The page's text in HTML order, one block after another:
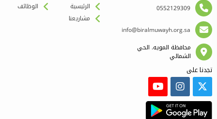
0552129309
info@biralmuwayh.org.sa
محافظة المويه. الحي
الشمالي
تجدنا على
الرئيسية
مشاريعنا
الوظائف